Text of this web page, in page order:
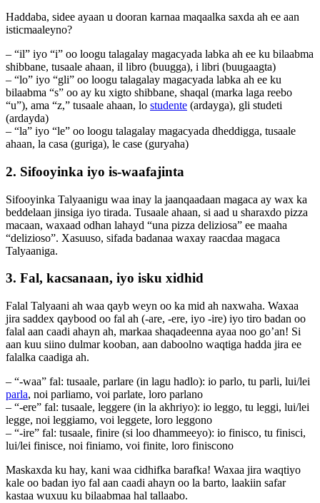
Haddaba, sidee ayaan u dooran karnaa maqaalka saxda ah ee aan
isticmaaleyno?
– “il” iyo “i” oo loogu talagalay magacyada labka ah ee ku bilaabma
shibbane, tusaale ahaan, il libro (buugga), i libri (buugaagta)
– “lo” iyo “gli” oo loogu talagalay magacyada labka ah ee ku
bilaabma “s” oo ay ku xigto shibbane, shaqal (marka laga reebo
“u”), ama “z,” tusaale ahaan, lo studente (ardayga), gli studeti
(ardayda)
– “la” iyo “le” oo loogu talagalay magacyada dheddigga, tusaale
ahaan, la casa (guriga), le case (guryaha)
2. Sifooyinka iyo is-waafajinta
Sifooyinka Talyaanigu waa inay la jaanqaadaan magaca ay wax ka
beddelaan jinsiga iyo tirada. Tusaale ahaan, si aad u sharaxdo pizza
macaan, waxaad odhan lahayd “una pizza deliziosa” ee maaha
“delizioso”. Xasuuso, sifada badanaa waxay raacdaa magaca
Talyaaniga.
3. Fal, kacsanaan, iyo isku xidhid
Falal Talyaani ah waa qayb weyn oo ka mid ah naxwaha. Waxaa
jira saddex qaybood oo fal ah (-are, -ere, iyo -ire) iyo tiro badan oo
falal aan caadi ahayn ah, markaa shaqadeenna ayaa noo go’an! Si
aan kuu siino dulmar kooban, aan daboolno waqtiga hadda jira ee
falalka caadiga ah.
– “-waa” fal: tusaale, parlare (in lagu hadlo): io parlo, tu parli, lui/lei
parla, noi parliamo, voi parlate, loro parlano
– “-ere” fal: tusaale, leggere (in la akhriyo): io leggo, tu leggi, lui/lei
legge, noi leggiamo, voi leggete, loro leggono
– “-ire” fal: tusaale, finire (si loo dhammeeyo): io finisco, tu finisci,
lui/lei finisce, noi finiamo, voi finite, loro finiscono
Maskaxda ku hay, kani waa cidhifka barafka! Waxaa jira waqtiyo
kale oo badan iyo fal aan caadi ahayn oo la barto, laakiin safar
kastaa wuxuu ku bilaabmaa hal tallaabo.